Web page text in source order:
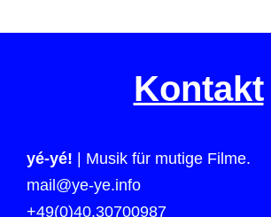
Kontakt
yé-yé! | Musik für mutige Filme.
mail@ye-ye.info
+49(0)40.30700987